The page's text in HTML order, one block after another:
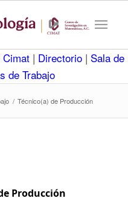
| Directorio | Sala de
de Trabajo
/ Técnico(a) de Producción
Producción